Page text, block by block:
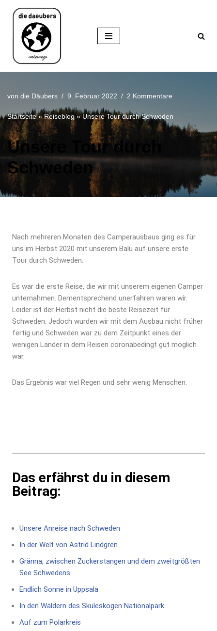
Inhalt
springen
von die Däubers 9. Februar 2022 2 Kommentare
Startseite»Reiseblog» Unsere Tour durch Schweden
Unsere Tour durch
Schweden
Nach mehreren Monaten des Camperausbaus ging es für
uns im Herbst 2020 mit unserem Balu auf unsere erste
Tour durch Schweden.
Es war die erste Reise, die wir mit unserem eigenen Camper
unternahmen. Dementsprechend unerfahren waren wir.
Leider ist der Herbst nicht die beste Reisezeit für
Schweden. Jedoch wurden wir mit dem Ausbau nicht früher
fertig und Schweden war zu dem Zeitpunkt eines der
wenigen Länder in dem Reisen coronabedingt gut möglich
war.
Das Ergebnis war viel Regen und sehr wenig Menschen.
Das erfährst du in diesem
Beitrag:
Unsere Anreise nach Schweden
In der Welt von Astrid Lindgren
Gränna, zwischen Zuckerstangen und dem zweitgrößten
See Schwedens
Endlich Sonne in Uppsala
In den Wäldern des Skuleskogen Nationalpark
Auf zum Polarkreis